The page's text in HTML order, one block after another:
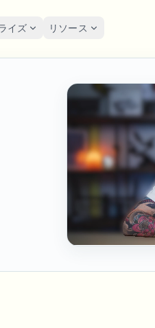
イズ リソース
写真の顔をオンラインで
Blur faces in photos
Team-grade redaction
AI voice masking
大量バッチ、保持、SLA
一括ナンバープレートぼかし
フリート、ドライブレコーダー、駐
高スループットパイプライン
企業ゾーン、ポリシー、レビュー
Free video and image editing tools
Browse by workflow or use case
スクリー
Tutorials &
GDPRコン
Privacy-
ストリート
Bystander &
ゲーム＆配